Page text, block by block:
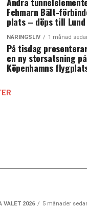
Fehmarn Bält-
plats – döps till Lund
NÄRINGSLIV 1 månad
På tisdag
en ny storsatsning på
Köpenhamns
VALET 2026 5 månader